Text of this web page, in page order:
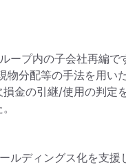
ープ内の子会社再編で
分配等の手法を用い
金の引継/使用の判定
ルディングス化を支援